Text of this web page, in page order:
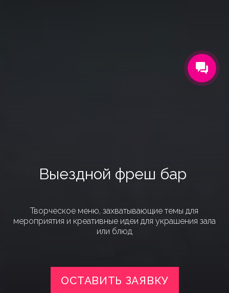
Выездной фреш бар
Творческое меню, захватывающие темы для
мероприятия и креативные идеи для украшения зала
или блюд